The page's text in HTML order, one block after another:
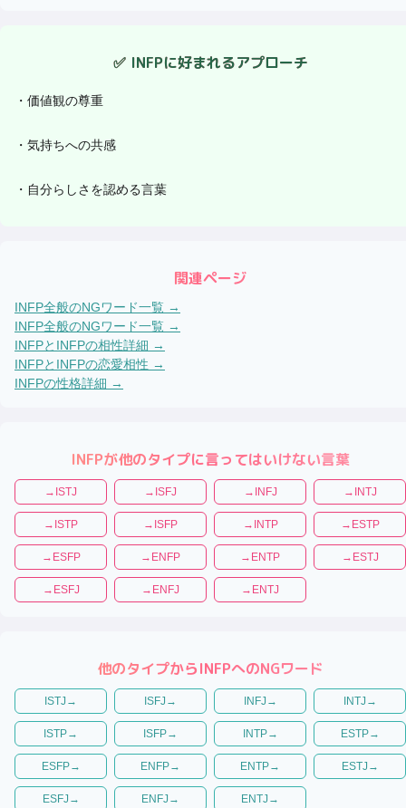
✅ INFPに好まれるアプローチ
・ 価値観の尊重
・ 気持ちへの共感
・ 自分らしさを認める言葉
関連ページ
INFP全般のNGワード一覧 →
INFP全般のNGワード一覧 →
INFPと INFPの相性詳細 →
INFPと INFPの恋愛相性 →
INFPの性格詳細 →
INFPが他のタイプに言ってはいけない言葉
→ ISTJ → ISFJ → INFJ → INTJ
→ ISTP → ISFP → INTP → ESTP
→ ESFP → ENFP → ENTP → ESTJ
→ ESFJ → ENFJ → ENTJ
他のタイプからINFPへのNGワード
ISTJ → ISFJ → INFJ → INTJ →
ISTP→ ISFP→ INTP→ ESTP→
ESFP→ ENFP→ ENTP→ ESTJ →
ESFJ → ENFJ → ENTJ →